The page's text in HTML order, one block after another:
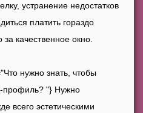
устранение недостатков
платить гораздо
качественное окно.
нужно знать, чтобы
профиль? "} Нужно
всего эстетическими